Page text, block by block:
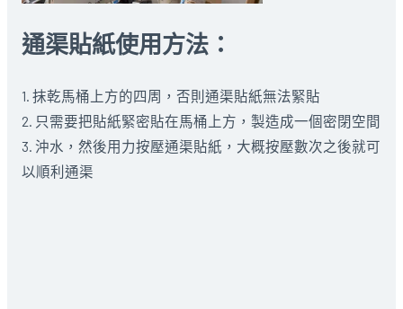
通渠貼紙使用方法：
1. 抹乾馬桶上方的四周，否則通渠貼紙無法緊貼
2. 只需要把貼紙緊密貼在馬桶上方，製造成一個密閉空間
3. 沖水，然後用力按壓通渠貼紙，大概按壓數次之後就可
以順利通渠